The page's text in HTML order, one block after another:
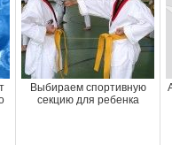
Выбираем спортивную
секцию для ребенка